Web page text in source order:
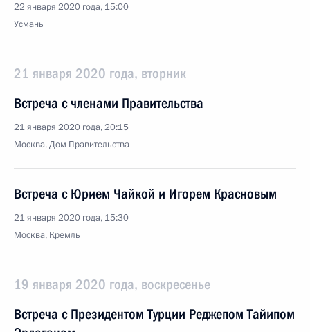
22 января 2020 года, 15:00
Усмань
21 января 2020 года, вторник
Встреча с членами Правительства
21 января 2020 года, 20:15
Москва, Дом Правительства
Встреча с Юрием Чайкой и Игорем Красновым
21 января 2020 года, 15:30
Москва, Кремль
19 января 2020 года, воскресенье
Встреча с Президентом Турции Реджепом Тайипом